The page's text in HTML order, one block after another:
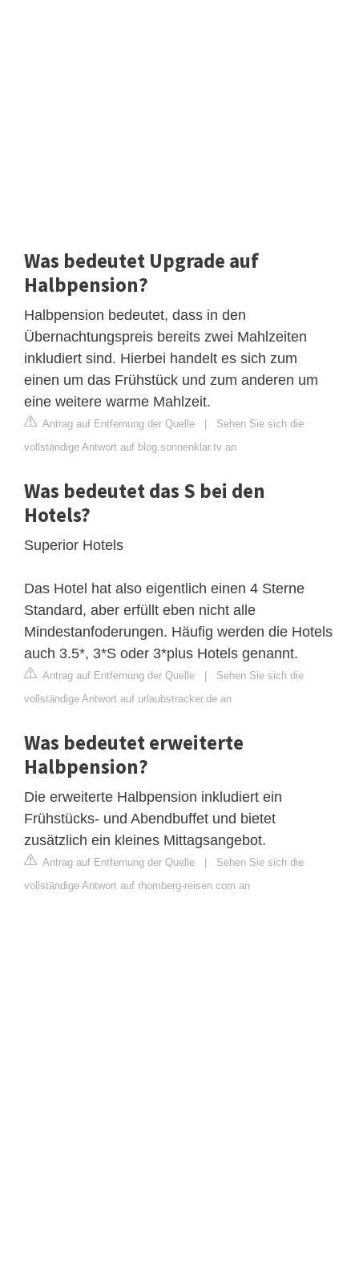
Was bedeutet Upgrade auf
Halbpension?
Halbpension bedeutet, dass in den
Übernachtungspreis bereits zwei Mahlzeiten
inkludiert sind. Hierbei handelt es sich zum
einen um das Frühstück und zum anderen um
eine weitere warme Mahlzeit.
Antrag auf Entfernung der Quelle | Sehen Sie sich die
vollständige Antwort auf blog.sonnenklar.tv an
Was bedeutet das S bei den
Hotels?
Superior Hotels
Das Hotel hat also eigentlich einen 4 Sterne
Standard, aber erfüllt eben nicht alle
Mindestanfoderungen. Häufig werden die Hotels
auch 3.5*, 3*S oder 3*plus Hotels genannt.
Antrag auf Entfernung der Quelle | Sehen Sie sich die
vollständige Antwort auf urlaubstracker.de an
Was bedeutet erweiterte
Halbpension?
Die erweiterte Halbpension inkludiert ein
Frühstücks- und Abendbuffet und bietet
zusätzlich ein kleines Mittagsangebot.
Antrag auf Entfernung der Quelle | Sehen Sie sich die
vollständige Antwort auf rhomberg-reisen.com an